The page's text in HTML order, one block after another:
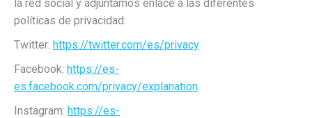
la red social y adjuntamos enlace a las diferentes
políticas de privacidad:
Twitter: https://twitter.com/es/privacy
Facebook: https://es-
es.facebook.com/privacy/explanation
Instagram: https://es-